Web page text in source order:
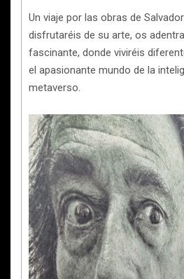
Un viaje por las obras de
disfrutaréis de su arte, os
fascinante, donde viviréis
el apasionante mundo de la
metaverso.